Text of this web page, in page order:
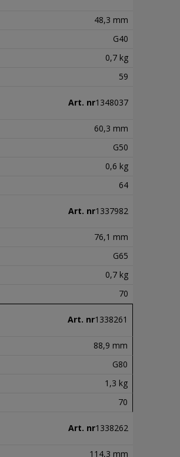
48,3 mm
G40
0,7 kg
59
Art. nr1348037
60,3 mm
G50
0,6 kg
64
Art. nr1337982
76,1 mm
G65
0,7 kg
70
Art. nr1338261
88,9 mm
G80
1,3 kg
70
Art. nr1338262
114,3 mm